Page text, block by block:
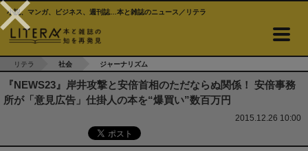
小説、マンガ、ビジネス、週刊誌…本と雑誌のニュース／リテラ
リテラ 社会 ジャーナリズム
『NEWS23』岸井攻撃と安倍首相のただならぬ関係！ 安倍事務
所が「意見広告」仕掛人の本を“爆買い”数百万円
2015.12.26 10:00